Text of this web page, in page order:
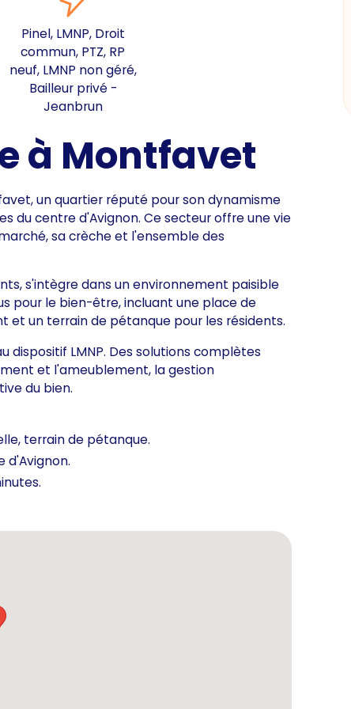
Pinel, LMNP, Droit
commun, PTZ, RP
neuf, LMNP non géré,
Bailleur privé -
Jeanbrun
à Montfavet
un quartier réputé pour son dynamisme
du centre d'Avignon. Ce secteur offre une vie
sa crèche et l'ensemble des
s'intègre dans un environnement paisible
pour le bien-être, incluant une place de
un terrain de pétanque pour les résidents.
LMNP. Des solutions complètes
et l'ameublement, la gestion
du bien.
terrain de pétanque.
d'Avignon.